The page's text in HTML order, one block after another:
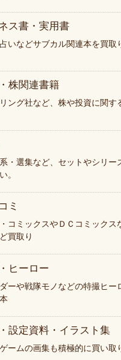
ス書・実用書
いなどサブカル関連本を買取
株関連書籍
ング社など、株や投資に関す
・選集など、セットやシリー
。
ミ
コミックスやＤＣコミックス
買取り
ヒーロー
ーや戦隊モノなどの特撮ヒー
設定資料・イラスト集
ームの画集も積極的に買い取